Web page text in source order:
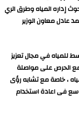
إداره المياه وطرق الري
عادل معاون الوزير
للمياه في مجال تعزيز
مع الحرص على مواصلة
، خاصة مع تشابه رؤى
فى اعادة استخدام